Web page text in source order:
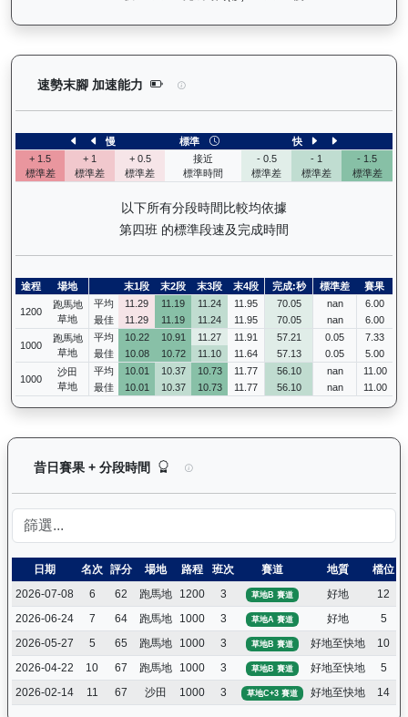
速勢末腳 加速能力 怡傲錢莊（L222）— 速勢末腳加速能
慢 標準
快
+ 1.5
標準差
+ 1
標準差
+ 0.5
標準差
接近
標準時間
- 0.5
標準差
- 1
標準差
- 1.5
標準差
以下所有分段時間比較均依據
第四班 的標準段速及完成時間
途程 場地 末1段 末2段 末3段 末4段 完成:秒 標準差 賽果
1200
跑馬地
草地
平均 11.29 11.19 11.24 11.95 70.05 nan
6.00
最佳
11.29 11.19 11.24 11.95 70.05 nan 6.00
1000
跑馬地
草地
平均 10.22 10.91 11.27 11.91 57.21 0.05
7.33
最佳
10.08 10.72 11.10 11.64 57.13 0.05 5.00
1000
沙田
草地
平均 10.01 10.37 10.73 11.77 56.10 nan
11.00
最佳
10.01 10.37 10.73 11.77 56.10 nan 11.00
昔日賽果 + 分段時間 怡傲錢莊（L222）— 昔日賽果及分
日期 名次 評分 場地 路程 班次 賽道 地質 檔位
2026-07-08
6 62 跑馬地 1200 3 草地B 賽道 好地 12
2026-06-24
7 64 跑馬地 1000 3 草地A 賽道 好地 5
2026-05-27
5 65 跑馬地 1000 3 草地B 賽道 好地至快地 10
2026-04-22
10 67 跑馬地 1000 3 草地B 賽道 好地至快地 5
2026-02-14
11 67 沙田 1000 3 草地C+3 賽道 好地至快地 14